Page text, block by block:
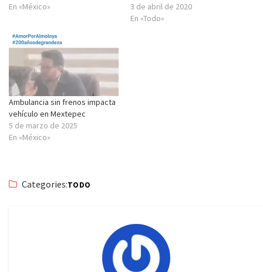
En «México»
3 de abril de 2020
En «Todo»
Ambulancia sin frenos impacta
vehículo en Mextepec
5 de marzo de 2025
En «México»
Categories:TODO